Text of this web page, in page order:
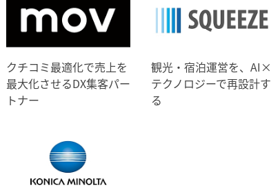
クチコミ最適化で売上を
最大化させるDX集客パー
トナー
観光・宿泊運営を、AI×
テクノロジーで再設計す
る